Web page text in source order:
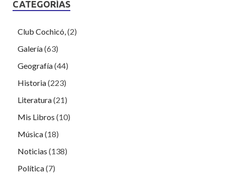
CATEGORÍAS
Club Cochicó, (2)
Galería(63)
Geografía(44)
Historia(223)
Literatura(21)
Mis Libros (10)
Música(18)
Noticias (138)
Política(7)